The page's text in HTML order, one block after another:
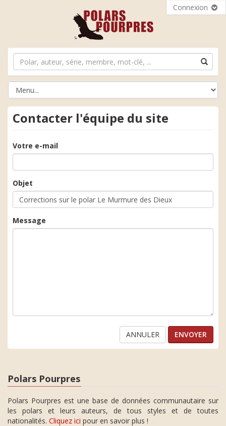
Connexion
Contacter l'équipe du site
Votre e-mail
Objet
Message
ANNULER
Polars Pourpres
Polars Pourpres est une base de données communautaire sur
les polars et leurs auteurs, de tous styles et de toutes
nationalités. Cliquez ici pour en savoir plus !